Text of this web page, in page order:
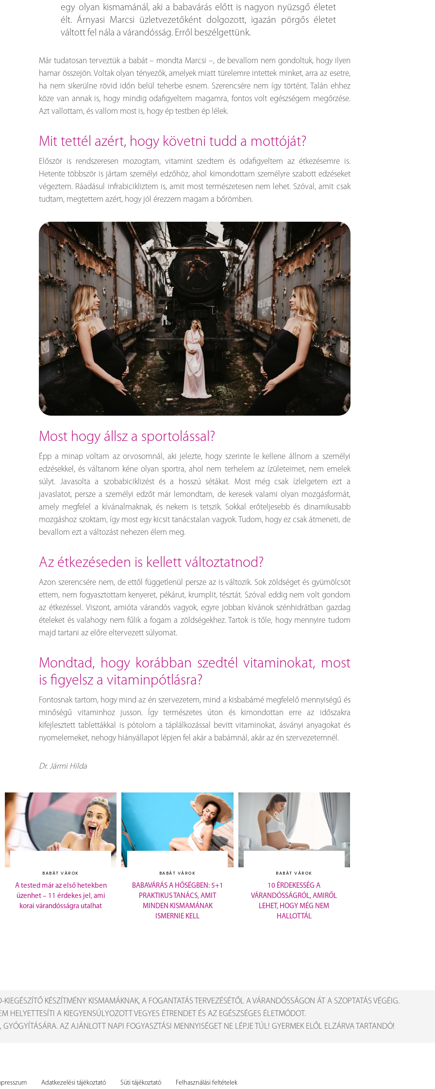
egy olyan kismamánál, aki a babavárás előtt is nagyon nyüzsgő életet
élt. Árnyasi Marcsi üzletvezetőként dolgozott, igazán pörgős életet
váltott fel nála a várandósság. Erről beszélgettünk.
Már tudatosan terveztük a babát – mondta Marcsi –, de bevallom nem gondoltuk, hogy ilyen
hamar összejön. Voltak olyan tényezők, amelyek miatt türelemre intettek minket, arra az esetre,
ha nem sikerülne rövid időn belül teherbe esnem. Szerencsére nem így történt. Talán ehhez
köze van annak is, hogy mindig odafigyeltem magamra, fontos volt egészségem megőrzése.
Azt vallottam, és vallom most is, hogy ép testben ép lélek.
mit tettél azért, hogy követni tudd a mottóját?
Először is rendszeresen mozogtam, vitamint szedtem és odafigyeltem az étkezésemre is.
Hetente többször is jártam személyi edzőhöz, ahol kimondottam személyre szabott edzéseket
végeztem. Ráadásul infrabicikliztem is, amit most természetesen nem lehet. Szóval, amit csak
tudtam, megtettem azért, hogy jól érezzem magam a bőrömben.
most hogy állsz a sportolással?
Épp a minap voltam az orvosomnál, aki jelezte, hogy szerinte le kellene állnom a személyi
edzésekkel, és váltanom kéne olyan sportra, ahol nem terhelem az ízületeimet, nem emelek
súlyt. Javasolta a szobabiciklizést és a hosszú sétákat. Most még csak ízlelgetem ezt a
javaslatot, persze a személyi edzőt már lemondtam, de keresek valami olyan mozgásformát,
amely megfelel a kívánalmaknak, és nekem is tetszik. Sokkal erőteljesebb és dinamikusabb
mozgáshoz szoktam, így most egy kicsit tanácstalan vagyok. Tudom, hogy ez csak átmeneti, de
bevallom ezt a változást nehezen élem meg.
az étkezéseden is kellett változtatnod?
Azon szerencsére nem, de ettől függetlenül persze az is változik. Sok zöldséget és gyümölcsöt
ettem, nem fogyasztottam kenyeret, pékárut, krumplit, tésztát. Szóval eddig nem volt gondom
az étkezéssel. Viszont, amióta várandós vagyok, egyre jobban kívánok szénhidrátban gazdag
ételeket és valahogy nem fűlik a fogam a zöldségekhez. Tartok is tőle, hogy mennyire tudom
majd tartani az előre eltervezett súlyomat.
mondtad, hogy korábban szedtél vitaminokat, most
is figyelsz a vitaminpótlásra?
Fontosnak tartom, hogy mind az én szervezetem, mind a kisbabámé megfelelő mennyiségű és
minőségű vitaminhoz jusson. Így természetes úton és kimondottan erre az időszakra
kifejlesztett tablettákkal is pótolom a táplálkozással bevitt vitaminokat, ásványi anyagokat és
nyomelemeket, nehogy hiányállapot lépjen fel akár a babámnál, akár az én szervezetemnél.
Dr. Jármi Hilda
BABÁT VÁROK
A tested már az első hetekben
üzenhet – 11 érdekes jel, ami
korai várandósságra utalhat
BABÁT VÁROK
BABAVÁRÁS A HŐSÉGBEN: 5+1
PRAKTIKUS TANÁCS, AMIT
MINDEN KISMAMÁNAK
ISMERNIE KELL
BABÁT VÁROK
10 ÉRDEKESSÉG A
VÁRANDÓSSÁGRÓL, AMIRŐL
LEHET, HOGY MÉG NEM
HALLOTTÁL
KÉSZÍTMÉNY KISMAMÁKNAK, A FOGANTATÁS TERVEZÉSÉTŐL A VÁRANDÓSSÁGON ÁT A SZOPTATÁS VÉGÉIG.
HELYETTESÍTI A KIEGYENSÚLYOZOTT VEGYES ÉTRENDET ÉS AZ EGÉSZSÉGES ÉLETMÓDOT.
GYÓGYÍTÁSÁRA. AZ AJÁNLOTT NAPI FOGYASZTÁSI MENNYISÉGET NE LÉPJE TÚL! GYERMEK ELŐL ELZÁRVA TARTANDÓ!
Adatkezelési tájékoztató Süti tájékoztató Felhasználási feltételek